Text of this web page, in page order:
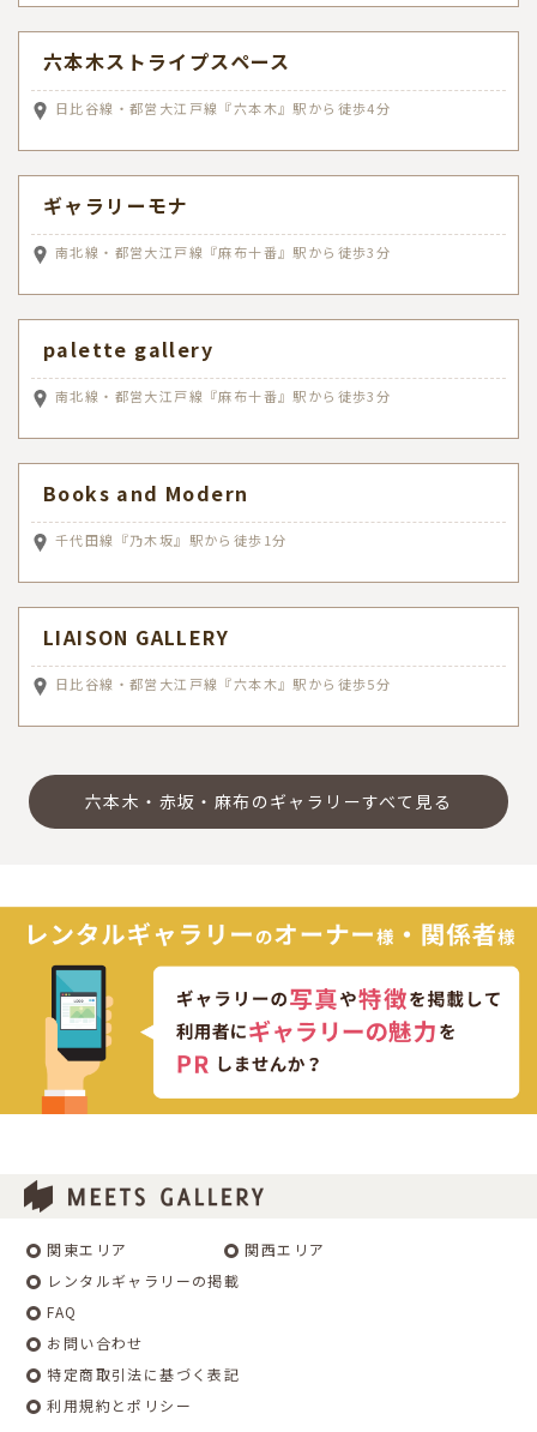
六本木ストライプスペース
日比谷線・都営大江戸線『六本木』駅から徒歩4分
ギャラリーモナ
南北線・都営大江戸線『麻布十番』駅から徒歩3分
palette gallery
南北線・都営大江戸線『麻布十番』駅から徒歩3分
Books and Modern
千代田線『乃木坂』駅から徒歩1分
LIAISON GALLERY
日比谷線・都営大江戸線『六本木』駅から徒歩5分
六本木・赤坂・麻布のギャラリーすべて見る
関東エリア
関西エリア
レンタルギャラリーの掲載
FAQ
お問い合わせ
特定商取引法に基づく表記
利用規約とポリシー